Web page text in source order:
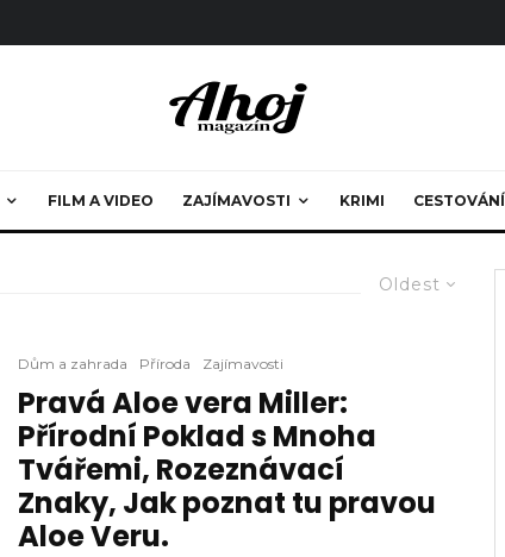
FILM A VIDEO ZAJÍMAVOSTI KRIMI CESTOVÁNÍ
Oldest
Dům a zahrada Příroda Zajímavosti
Pravá Aloe vera Miller:
Přírodní Poklad s Mnoha
Tvářemi, Rozeznávací
Znaky, Jak poznat tu pravou
Aloe Veru.